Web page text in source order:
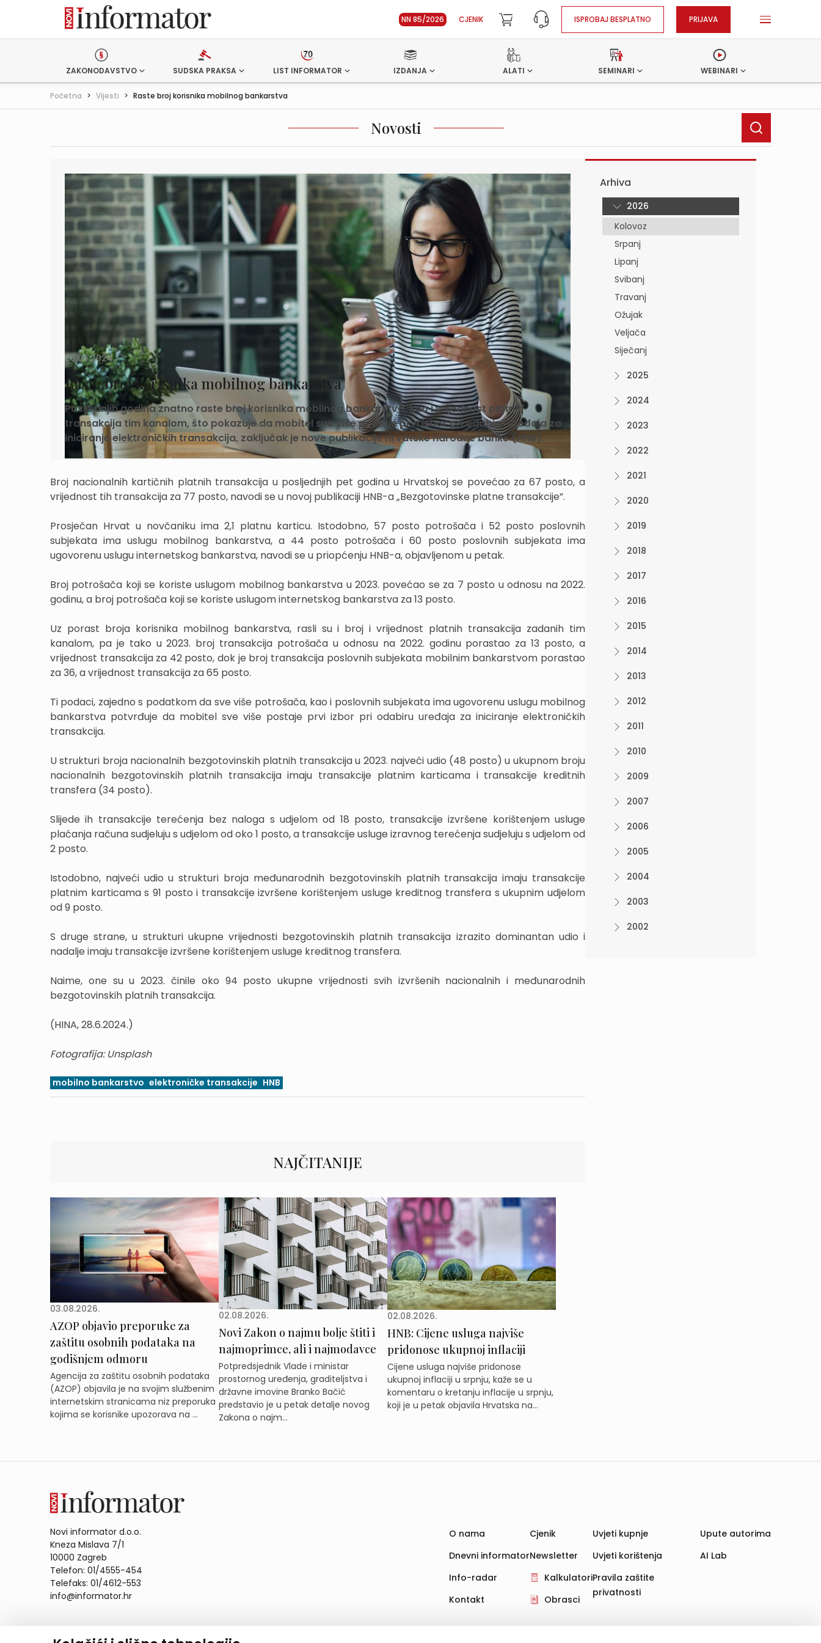
NN 85/2026 CJENIK ISPROBAJ BESPLATNO PRIJAVA
ZAKONODAVSTVO SUDSKA PRAKSA LIST INFORMATOR IZDANJA ALATI SEMINARI WEBINARI
Početna > Vijesti > Raste broj korisnika mobilnog bankarstva
Novosti
28.06.2024.
Raste broj korisnika mobilnog bankarstva
Posljednjih godina znatno raste broj korisnika mobilnog bankarstva, kao i vrijednost platnih
transakcija tim kanalom, što pokazuje da mobitel sve više postaje prvi izbor pri odabiru uređaja za
iniciranje elektroničkih transakcija, zaključak je nove publikacije Hrvatske narodne banke (HNB).
Broj nacionalnih kartičnih platnih transakcija u posljednjih pet godina u Hrvatskoj se povećao za 67 posto, a
vrijednost tih transakcija za 77 posto, navodi se u novoj publikaciji HNB-a „Bezgotovinske platne transakcije”.
Prosječan Hrvat u novčaniku ima 2,1 platnu karticu. Istodobno, 57 posto potrošača i 52 posto poslovnih
subjekata ima uslugu mobilnog bankarstva, a 44 posto potrošača i 60 posto poslovnih subjekata ima
ugovorenu uslugu internetskog bankarstva, navodi se u priopćenju HNB-a, objavljenom u petak.
Broj potrošača koji se koriste uslugom mobilnog bankarstva u 2023. povećao se za 7 posto u odnosu na 2022.
godinu, a broj potrošača koji se koriste uslugom internetskog bankarstva za 13 posto.
Uz porast broja korisnika mobilnog bankarstva, rasli su i broj i vrijednost platnih transakcija zadanih tim
kanalom, pa je tako u 2023. broj transakcija potrošača u odnosu na 2022. godinu porastao za 13 posto, a
vrijednost transakcija za 42 posto, dok je broj transakcija poslovnih subjekata mobilnim bankarstvom porastao
za 36, a vrijednost transakcija za 65 posto.
Ti podaci, zajedno s podatkom da sve više potrošača, kao i poslovnih subjekata ima ugovorenu uslugu mobilnog
bankarstva potvrđuje da mobitel sve više postaje prvi izbor pri odabiru uređaja za iniciranje elektroničkih
transakcija.
U strukturi broja nacionalnih bezgotovinskih platnih transakcija u 2023. najveći udio (48 posto) u ukupnom broju
nacionalnih bezgotovinskih platnih transakcija imaju transakcije platnim karticama i transakcije kreditnih
transfera (34 posto).
Slijede ih transakcije terećenja bez naloga s udjelom od 18 posto, transakcije izvršene korištenjem usluge
plaćanja računa sudjeluju s udjelom od oko 1 posto, a transakcije usluge izravnog terećenja sudjeluju s udjelom od
2 posto.
Istodobno, najveći udio u strukturi broja međunarodnih bezgotovinskih platnih transakcija imaju transakcije
platnim karticama s 91 posto i transakcije izvršene korištenjem usluge kreditnog transfera s ukupnim udjelom
od 9 posto.
S druge strane, u strukturi ukupne vrijednosti bezgotovinskih platnih transakcija izrazito dominantan udio i
nadalje imaju transakcije izvršene korištenjem usluge kreditnog transfera.
Naime, one su u 2023. činile oko 94 posto ukupne vrijednosti svih izvršenih nacionalnih i međunarodnih
bezgotovinskih platnih transakcija.
(HINA, 28.6.2024.)
Fotografija: Unsplash
mobilno bankarstvo elektroničke transakcije HNB
NAJČITANIJE
03.08.2026.
AZOP objavio preporuke za
zaštitu osobnih podataka na
godišnjem odmoru
Agencija za zaštitu osobnih podataka
(AZOP) objavila je na svojim službenim
internetskim stranicama niz preporuka
kojima se korisnike upozorava na ...
02.08.2026.
Novi Zakon o najmu bolje štiti i
najmoprimce, ali i najmodavce
Potpredsjednik Vlade i ministar
prostornog uređenja, graditeljstva i
državne imovine Branko Bačić
predstavio je u petak detalje novog
Zakona o najm...
02.08.2026.
HNB: Cijene usluga najviše
pridonose ukupnoj inflaciji
Cijene usluga najviše pridonose
ukupnoj inflaciji u srpnju, kaže se u
komentaru o kretanju inflacije u srpnju,
koji je u petak objavila Hrvatska na...
Arhiva
2026
Kolovoz
Srpanj
Lipanj
Svibanj
Travanj
Ožujak
Veljača
Siječanj
2025
2024
2023
2022
2021
2020
2019
2018
2017
2016
2015
2014
2013
2012
2011
2010
2009
2007
2006
2005
2004
2003
2002
Novi informator d.o.o.
Kneza Mislava 7/1
10000 Zagreb
Telefon: 01/4555-454
Telefaks: 01/4612-553
info@informator.hr
O nama
Dnevni informator
Info-radar
Kontakt
Cjenik
Newsletter
Kalkulatori
Obrasci
Uvjeti kupnje
Uvjeti korištenja
Pravila zaštite
privatnosti
Upute autorima
AI Lab